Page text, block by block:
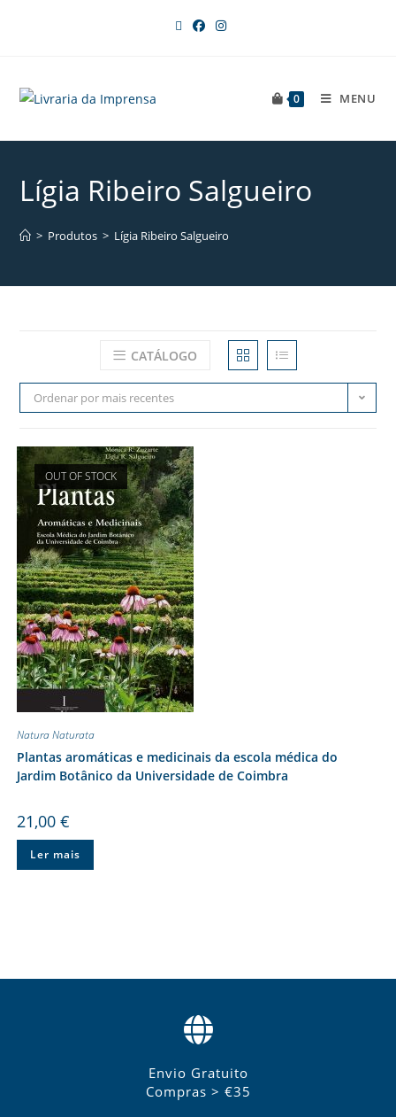
0 MENU
Lígia Ribeiro Salgueiro
> Produtos > Lígia Ribeiro Salgueiro
CATÁLOGO
Ordenar por mais recentes
OUT OF STOCK
Natura Naturata
Plantas aromáticas e medicinais da escola médica do
Jardim Botânico da Universidade de Coimbra
21,00 €
Ler mais
Envio Gratuito
Compras > €35